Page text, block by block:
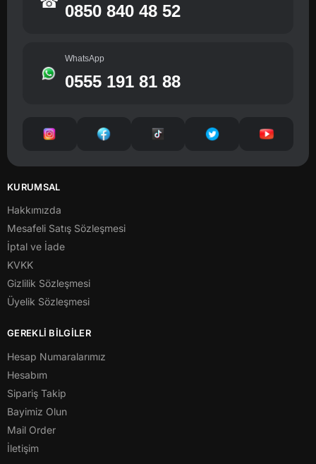
0850 840 48 52
WhatsApp
0555 191 81 88
KURUMSAL
Hakkımızda
Mesafeli Satış Sözleşmesi
İptal ve İade
KVKK
Gizlilik Sözleşmesi
Üyelik Sözleşmesi
GEREKLİ BİLGİLER
Hesap Numaralarımız
Hesabım
Sipariş Takip
Bayimiz Olun
Mail Order
İletişim